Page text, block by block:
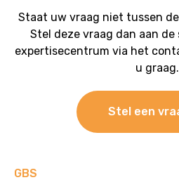
Staat uw vraag niet tussen
Stel deze vraag dan aan
expertisecentrum via het
u graag.
Stel een
GBS